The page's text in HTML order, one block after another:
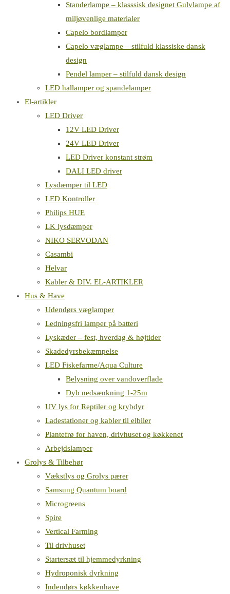
Standerlampe – klasssisk designet Gulvlampe af
miljøvenlige materialer
Capelo bordlamper
Capelo væglampe – stilfuld klassiske dansk
design
Pendel lamper – stilfuld dansk design
LED hallamper og spandelamper
El-artikler
LED Driver
12V LED Driver
24V LED Driver
LED Driver konstant strøm
DALI LED driver
Lysdæmper til LED
LED Kontroller
Philips HUE
LK lysdæmper
NIKO SERVODAN
Casambi
Helvar
Kabler & DIV. EL-ARTIKLER
Hus & Have
Udendørs væglamper
Ledningsfri lamper på batteri
Lyskæder – fest, hverdag & højtider
Skadedyrsbekæmpelse
LED Fiskefarme/Aqua Culture
Belysning over vandoverflade
Dyb nedsænkning 1-25m
UV lys for Reptiler og krybdyr
Ladestationer og kabler til elbiler
Plantefrø for haven, drivhuset og køkkenet
Arbejdslamper
Grolys & Tilbehør
Vækstlys og Grolys pærer
Samsung Quantum board
Microgreens
Spire
Vertical Farming
Til drivhuset
Startersæt til hjemmedyrkning
Hydroponisk dyrkning
Indendørs køkkenhave